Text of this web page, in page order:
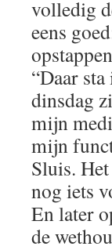
volledig
eens
“Daar
dinsdag
mijn
mijn
Sluis.
nog iets
En later
de